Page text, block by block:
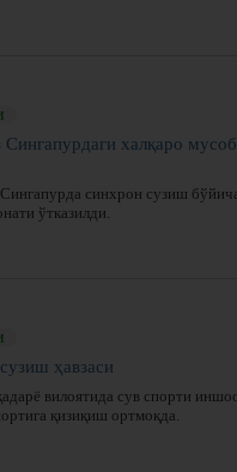
халқаро
синхрон сузиш
ўтказилди.
ҳавзаси
вилоятида сув спорти
қизиқиш ортмоқда.